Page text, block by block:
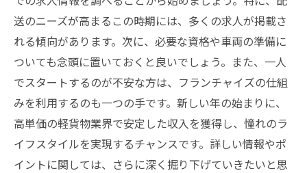
送のニーズが高まるこの時期には、多くの求人が掲載さ
れる傾向があります。次に、必要な資格や車両の準備に
ついても念頭に置いておくと良いでしょう。また、一人
でスタートするのが不安な方は、フランチャイズの仕組
みを利用するのも一つの手です。新しい年の始まりに、
高単価の軽貨物業界で安定した収入を獲得し、憧れのラ
イフスタイルを実現するチャンスです。詳しい情報やポ
イントに関しては、さらに深く掘り下げていきたいと思